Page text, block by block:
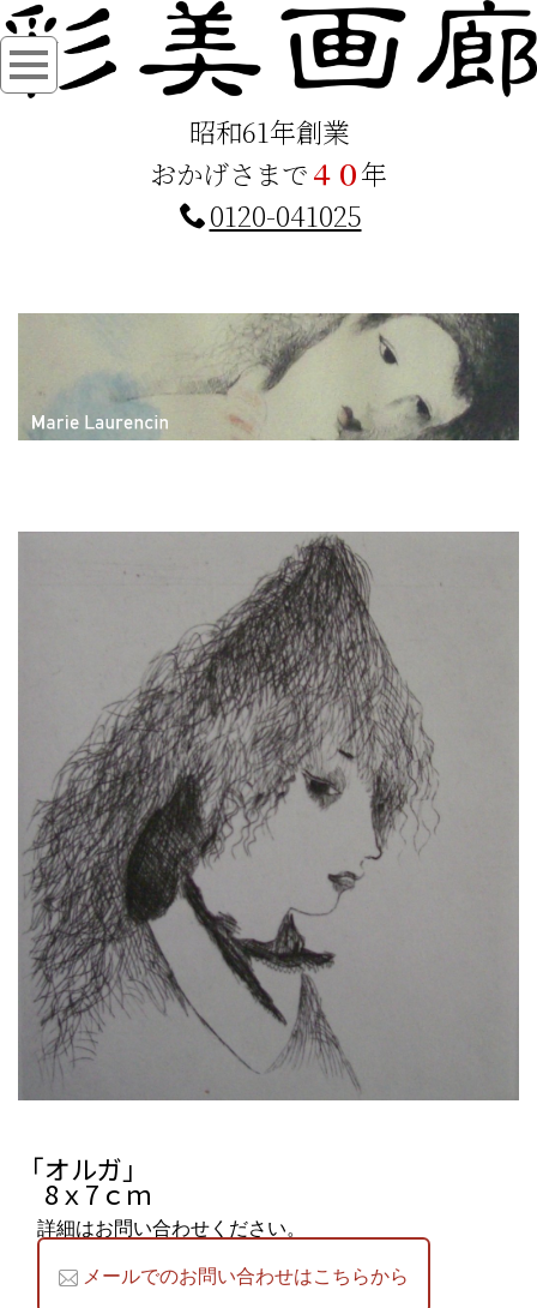
昭和61年創業
おかげさまで４０年
0120-041025
「オルガ 」
8ｘ7ｃｍ
詳細はお問い合わせください。
メールでのお問い合わせはこちらから